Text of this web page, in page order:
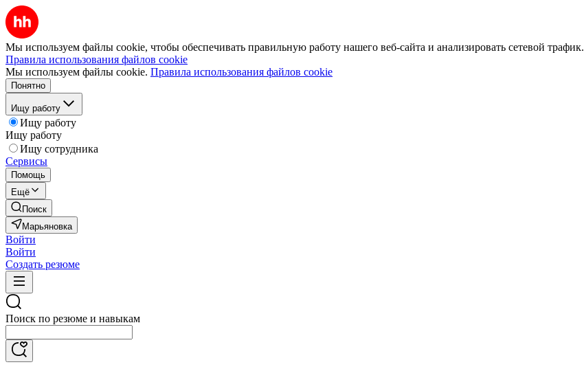
Мы используем файлы cookie, чтобы обеспечивать правильную работу нашего веб-сайта и анализировать сетевой трафик.
Правила использования файлов cookie
Мы используем файлы cookie. Правила использования файлов cookie
Понятно
Ищу работу
Ищу работу
Ищу работу
Ищу сотрудника
Сервисы
Помощь
Ещё
Поиск
Марьяновка
Войти
Войти
Создать резюме
Поиск по резюме и навыкам